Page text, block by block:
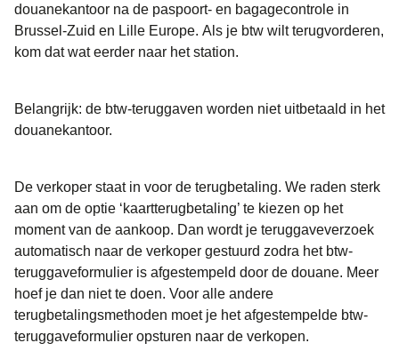
douanekantoor na de paspoort- en bagagecontrole in
Brussel-Zuid en Lille Europe. Als je btw wilt terugvorderen,
kom dat wat eerder naar het station.
Belangrijk: de btw-teruggaven worden niet uitbetaald in het
douanekantoor.
De verkoper staat in voor de terugbetaling. We raden sterk
aan om de optie ‘kaartterugbetaling’ te kiezen op het
moment van de aankoop. Dan wordt je teruggaveverzoek
automatisch naar de verkoper gestuurd zodra het btw-
teruggaveformulier is afgestempeld door de douane. Meer
hoef je dan niet te doen. Voor alle andere
terugbetalingsmethoden moet je het afgestempelde btw-
teruggaveformulier opsturen naar de verkopen.